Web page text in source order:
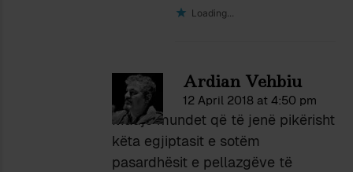
Loading...
Ardian Vehbiu
12 April 2018 at 4:50 pm
Madje mundet që të jenë pikërisht
këta egjiptasit e sotëm
pasardhësit e pellazgëve të